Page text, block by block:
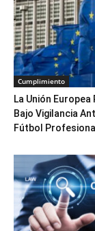
Cumplimiento
La Unión Europea
Bajo Vigilancia
Fútbol